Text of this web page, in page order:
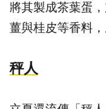
將其製成茶葉蛋
薑與桂皮等香料
秤人